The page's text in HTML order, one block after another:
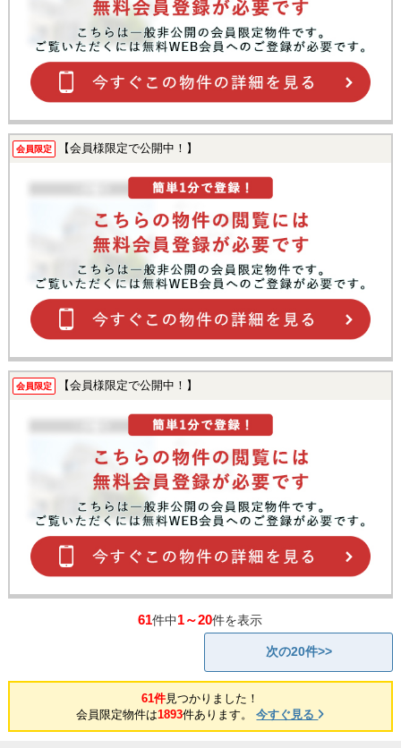
会員限定 【会員様限定で公開中！】
会員限定 【会員様限定で公開中！】
61件中1～20件を表示
次の20件>>
61件見つかりました！
会員限定物件は1893件あります。今すぐ見る